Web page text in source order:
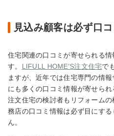
見込み顧客は必ず口
住宅関連の口コミが寄せられる
す。 LIFULL HOME'S注文住宅で
ますが、近年では住宅専門の情
にも多くの口コミ情報が寄せられ
注文住宅の検討者もリフォーム
務店の口コミ情報は必ず目にす
ん。